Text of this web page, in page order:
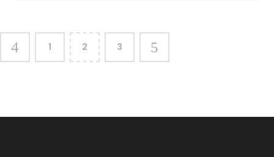
1 2 3